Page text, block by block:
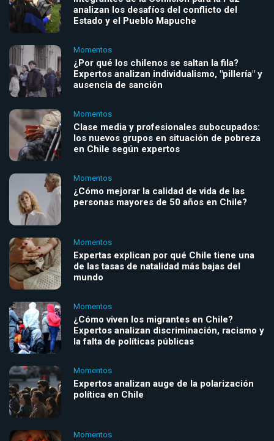
analizan los desafíos del conflicto del
Estado y el Pueblo Mapuche
Momentos
¿Por qué los chilenos se saltan la fila?
Expertos analizan individualismo, "pillería" y
ausencia de sanción
Momentos
Clase media y profesionales subocupados:
los nuevos grupos en situación de pobreza
en Chile según expertos
Momentos
¿Cómo mejorar la calidad de vida de las
personas mayores de 50 años en Chile?
Momentos
Expertas explican por qué Chile tiene una
de las tasas de natalidad más bajas del
mundo
Momentos
¿Cómo viven los migrantes en Chile?
Expertos analizan discriminación, racismo y
la falta de políticas públicas
Momentos
Expertos analizan auge de la polarización
política en Chile
Momentos